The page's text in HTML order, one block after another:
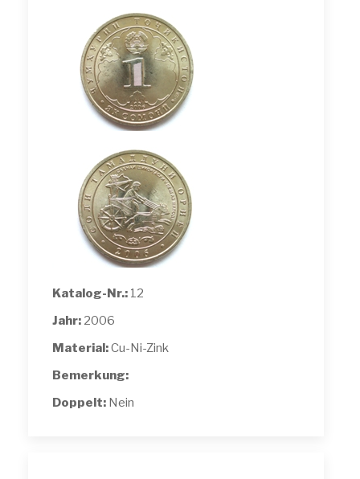
Katalog-Nr.: 12
Jahr: 2006
Material:Cu-Ni-Zink
Bemerkung:
Doppelt: Nein